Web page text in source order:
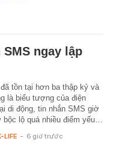
ngay lập
đã tồn tại hơn ba thập kỷ và
là biểu tượng của điện
di động, tin nhắn SMS giờ
bộc lộ quá nhiều điểm yếu…
LIFE - 6 giờ trước